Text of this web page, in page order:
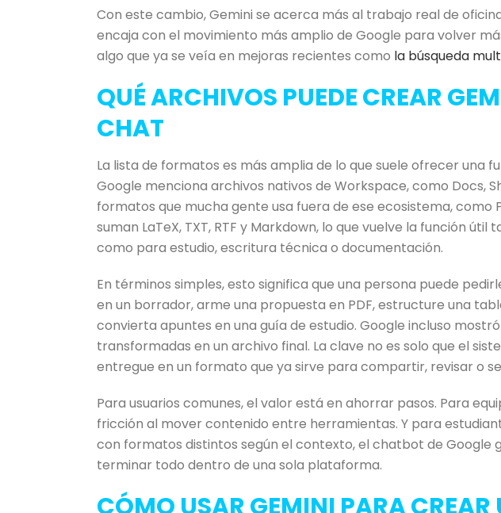
Con este cambio, Gemini se acerca más al trabajo real de
encaja con el movimiento más amplio de Google para volver
algo que ya se veía en mejoras recientes como la búsqueda
QUÉ ARCHIVOS PUEDE CREAR
CHAT
La lista de formatos es más amplia de lo que suele ofrecer una
Google menciona archivos nativos de Workspace, como Docs,
formatos que mucha gente usa fuera de ese ecosistema, como
suman LaTeX, TXT, RTF y Markdown, lo que vuelve la función
como para estudio, escritura técnica o documentación.
En términos simples, esto significa que una persona puede
en un borrador, arme una propuesta en PDF, estructure una
convierta apuntes en una guía de estudio. Google incluso
transformadas en un archivo final. La clave no es solo que el
entregue en un formato que ya sirve para compartir, revisar o
Para usuarios comunes, el valor está en ahorrar pasos. Para
fricción al mover contenido entre herramientas. Y para
con formatos distintos según el contexto, el chatbot de Google
terminar todo dentro de una sola plataforma.